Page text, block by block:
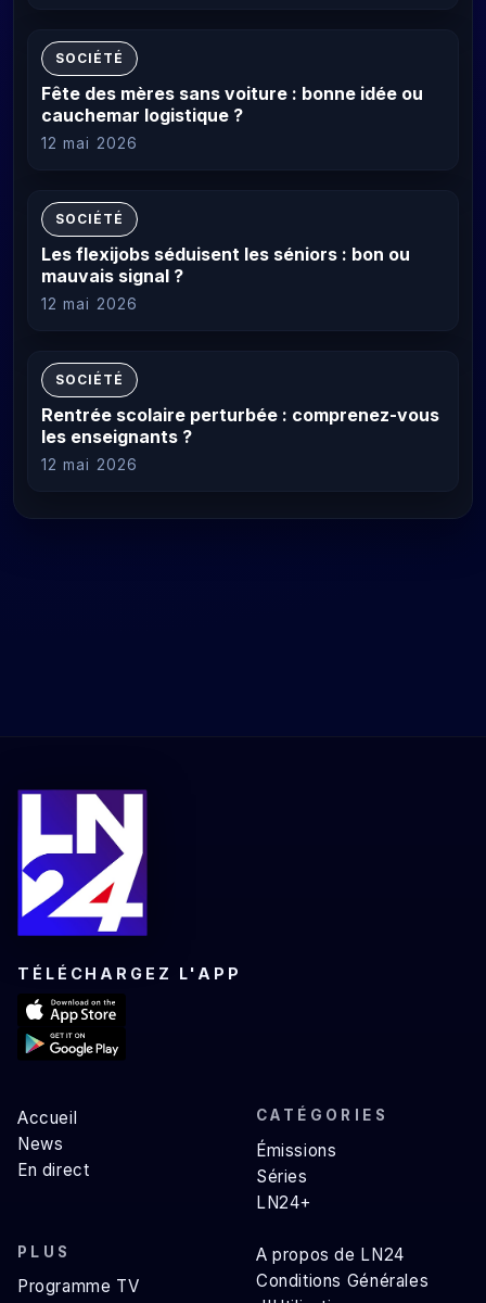
SOCIÉTÉ
Fête des mères sans voiture : bonne idée ou
cauchemar logistique ?
12 mai 2026
SOCIÉTÉ
Les flexijobs séduisent les séniors : bon ou
mauvais signal ?
12 mai 2026
SOCIÉTÉ
Rentrée scolaire perturbée : comprenez-vous
les enseignants ?
12 mai 2026
TÉLÉCHARGEZ L'APP
Accueil
News
En direct
CATÉGORIES
Émissions
Séries
LN24+
PLUS
Programme TV
A propos de LN24
Conditions Générales